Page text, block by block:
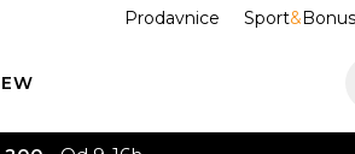
Prodavnice Sport&Bonus